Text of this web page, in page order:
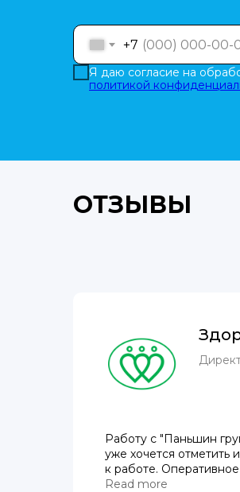
+7
Я даю согласие на
политикой
ОТЗЫВЫ
Работу с "Паньшин
уже хочется
к работе.
поставленных задач.
Read more